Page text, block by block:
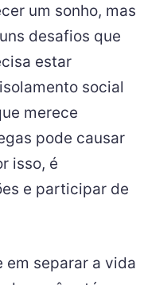
um sonho, mas
desafios que
estar
social
merece
pode causar
isso, é
e participar de
em separar a vida